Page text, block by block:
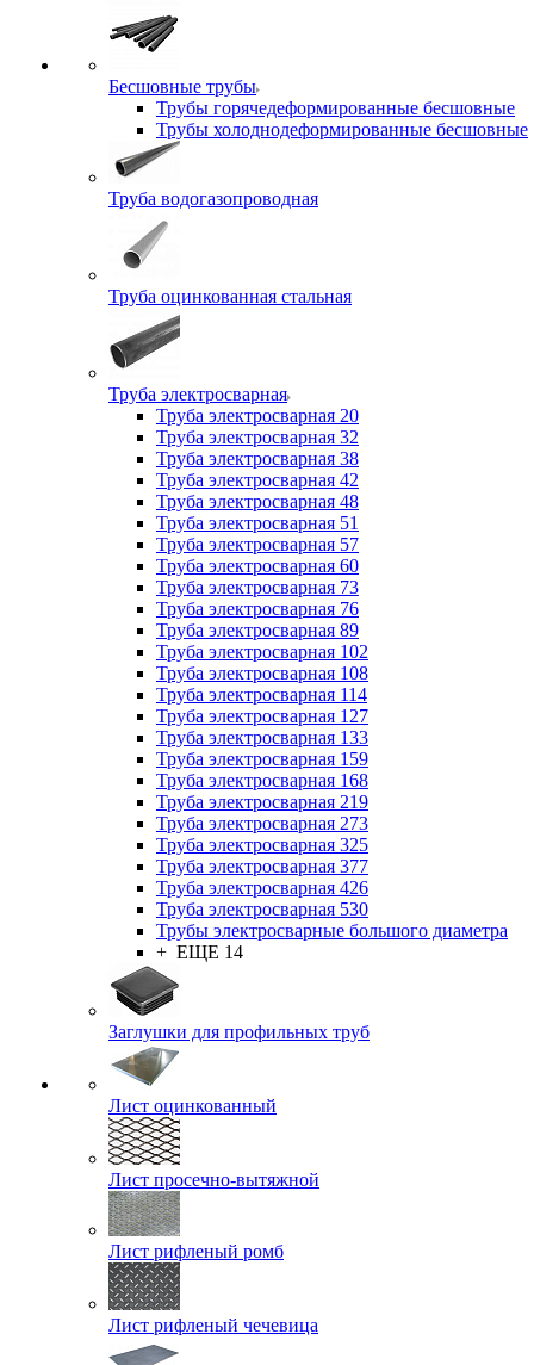
Бесшовные трубы
Трубы горячедеформированные бесшовные
Трубы холоднодеформированные бесшовные
Труба водогазопроводная
Труба оцинкованная стальная
Труба электросварная
Труба электросварная 20
Труба электросварная 32
Труба электросварная 38
Труба электросварная 42
Труба электросварная 48
Труба электросварная 51
Труба электросварная 57
Труба электросварная 60
Труба электросварная 73
Труба электросварная 76
Труба электросварная 89
Труба электросварная 102
Труба электросварная 108
Труба электросварная 114
Труба электросварная 127
Труба электросварная 133
Труба электросварная 159
Труба электросварная 168
Труба электросварная 219
Труба электросварная 273
Труба электросварная 325
Труба электросварная 377
Труба электросварная 426
Труба электросварная 530
Трубы электросварные большого диаметра
+ ЕЩЕ 14
Заглушки для профильных труб
Лист оцинкованный
Лист просечно-вытяжной
Лист рифленый ромб
Лист рифленый чечевица